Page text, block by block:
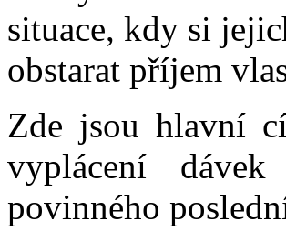
situace, kdy si
obstarat příjem
Zde jsou hlavní
vyplácení
povinného